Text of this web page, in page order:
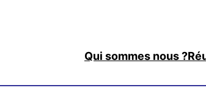
Qui sommes nous ?